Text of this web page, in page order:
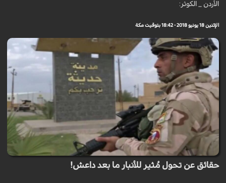
الأردن _ الكوثر:
الإثنين 18 يونيو 2018 - 18:42 بتوقيت مكة
حقائق عن تحول مُثير للأنبار ما بعد داعش!